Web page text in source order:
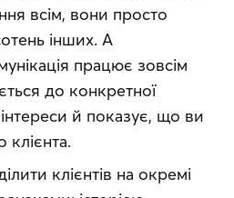
всім, вони просто
інших. А
працює зовсім
до конкретної
й показує, що ви
клієнта.
клієнтів на окремі